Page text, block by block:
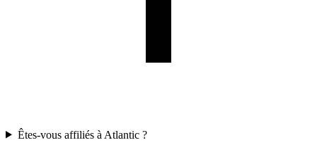
Êtes-vous affiliés à Atlantic ?